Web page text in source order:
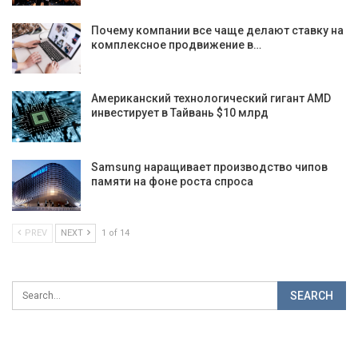
Почему компании все чаще делают ставку на
комплексное продвижение в…
Американский технологический гигант AMD
инвестирует в Тайвань $10 млрд
Samsung наращивает производство чипов
памяти на фоне роста спроса
PREV NEXT 1 of 14